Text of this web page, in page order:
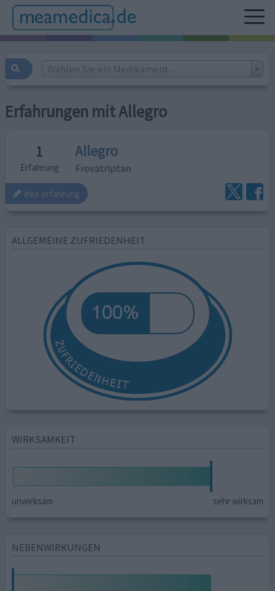
Wählen Sie ein Medikament...
Erfahrungen mit Allegro
1
Erfahrung
Allegro
Frovatriptan
ihre erfahrung
ALLGEMEINE ZUFRIEDENHEIT
WIRKSAMKEIT
unwirksam sehr wirksam
NEBENWIRKUNGEN